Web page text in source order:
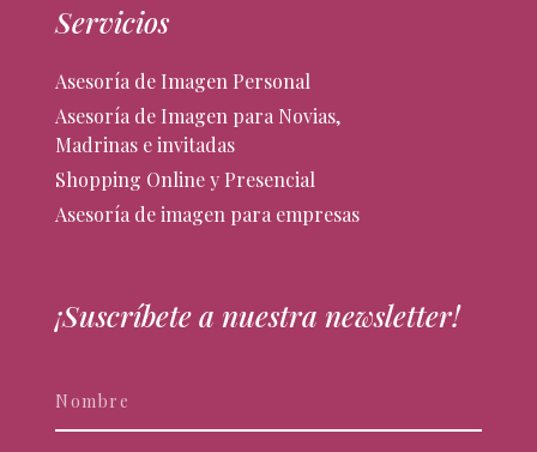
Servicios
Asesoría de Imagen Personal
Asesoría de Imagen para Novias,
Madrinas e invitadas
Shopping Online y Presencial
Asesoría de imagen para empresas
¡Suscríbete a nuestra newsletter!
eres